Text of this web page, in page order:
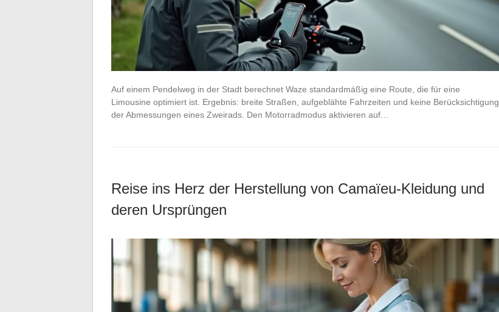
Auf einem Pendelweg in der Stadt berechnet Waze standardmäßig eine Route, die für eine
Limousine optimiert ist. Ergebnis: breite Straßen, aufgeblähte Fahrzeiten und keine Berücksichtigung
der Abmessungen eines Zweirads. Den Motorradmodus aktivieren auf…
Reise ins Herz der Herstellung von Camaïeu-Kleidung und
deren Ursprüngen